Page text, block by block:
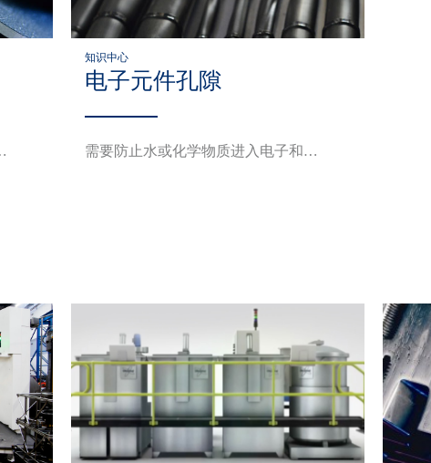
知识中心
电子元件孔隙
需要防止水或化学物质进入电子和…